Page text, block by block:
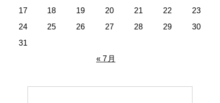
17
18 19 20 21 22
23
24
25 26 27 28 29
30
31
« 7月